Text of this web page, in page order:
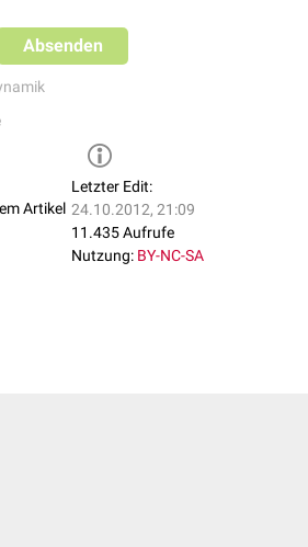
Absenden
Artikel
Letzter Edit:
24.10.2012, 21:09
11.435 Aufrufe
Nutzung: BY-NC-SA